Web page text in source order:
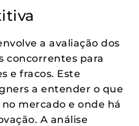
a avaliação dos
concorrentes para
e fracos. Este
a entender o que
mercado e onde há
A análise